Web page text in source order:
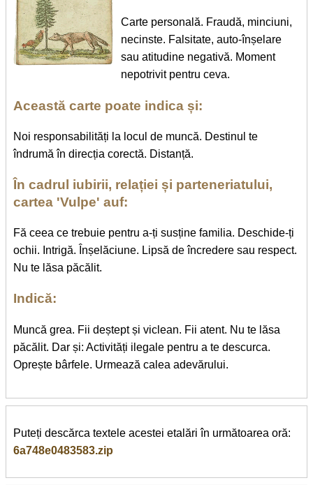
Carte personală. Fraudă, minciuni,
necinste. Falsitate, auto-înșelare
sau atitudine negativă. Moment
nepotrivit pentru ceva.
Această carte poate indica și:
Noi responsabilități la locul de muncă. Destinul te
îndrumă în direcția corectă. Distanță.
În cadrul iubirii, relației și parteneriatului,
cartea 'Vulpe' auf:
Fă ceea ce trebuie pentru a-ți susține familia. Deschide-ți
ochii. Intrigă. Înșelăciune. Lipsă de încredere sau respect.
Nu te lăsa păcălit.
Indică:
Muncă grea. Fii deștept și viclean. Fii atent. Nu te lăsa
păcălit. Dar și: Activități ilegale pentru a te descurca.
Oprește bârfele. Urmează calea adevărului.
Puteți descărca textele acestei etalări în următoarea oră:
6a748e0483583.zip